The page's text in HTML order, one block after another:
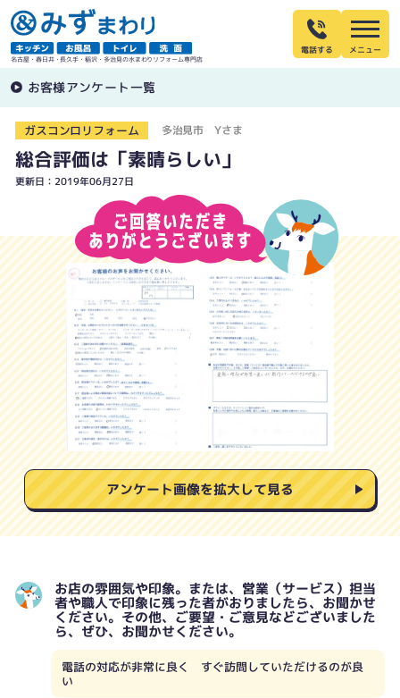
名古屋・春日井・長久手・稲沢・多治見の水まわりリフォーム専門店
電話する
お客様アンケート一覧
ガスコンロリフォーム 多治見市 Yさま
総合評価は「素晴らしい」
更新日：2019年06月27日
アンケート画像を拡大して見る
お店の雰囲気や印象。または、営業（サービス）担当
者や職人で印象に残った者がおりましたら、お聞かせ
ください。その他、ご要望・ご意見などございました
ら、ぜひ、お聞かせください。
電話の対応が非常に良く すぐ訪問していただけるのが良
い